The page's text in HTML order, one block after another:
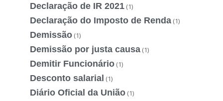
Declaração de IR 2021 (1)
Declaração do Imposto de Renda (1)
Demissão (1)
Demissão por justa causa (1)
Demitir Funcionário (1)
Desconto salarial (1)
Diário Oficial da União (1)